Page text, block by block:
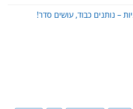
– נותנים כבוד, עושים סדר!